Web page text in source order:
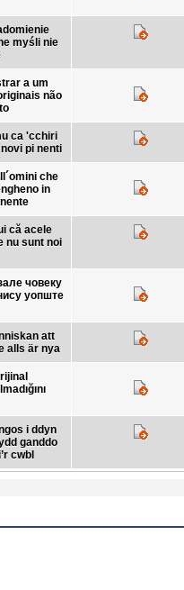
myśli nie
a um
não
ca 'cchiri
pi nenti
che
in
că acele
nu sunt noi
човеку
уопште
att
alls är nya
i ddyn
ganddo
cwbl